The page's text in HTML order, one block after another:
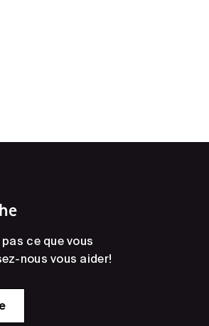
ce que vous
nous vous aider!